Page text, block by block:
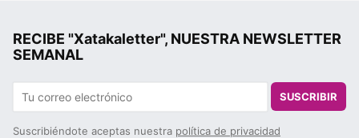
RECIBE "Xatakaletter", NUESTRA NEWSLETTER
SEMANAL
SUSCRIBIR
Suscribiéndote aceptas nuestra política de privacidad